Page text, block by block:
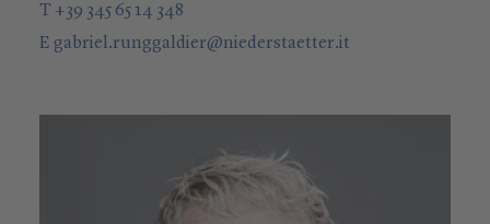
T +39 345 65 14 348
E gabriel.runggaldier@niederstaetter.it